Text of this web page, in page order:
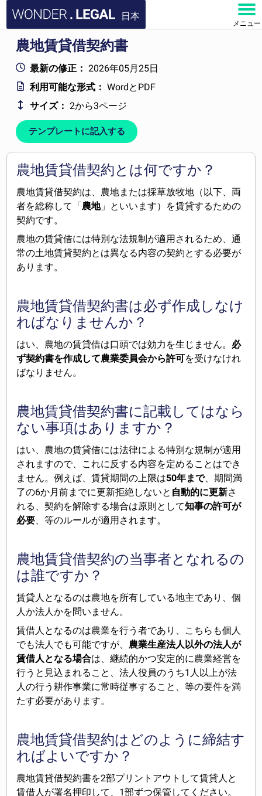
日本
メニュー
ホーム
文書
よくある質問
お問い合わせ
アカウント
農地賃貸借契約書
最新の修正： 2026年05月25日
利用可能な形式：WordとPDF
サイズ： 2から3ページ
テンプレートに記入する
農地賃貸借契約とは何ですか？
農地賃貸借契約は、農地または採草放牧地（以下、両
者を総称して「 農地」といいます）を賃貸するための
契約です。
農地の賃貸借には特別な法規制が適用されるため、通
常の土地賃貸契約とは異なる内容の契約とする必要が
あります。
農地賃貸借契約書は必ず作成しなけ
ればなりませんか？
はい、農地の賃貸借は口頭では効力を生じません。 必
ず契約書を作成して農業委員会から許可を受けなけれ
ばなりません。
農地賃貸借契約書に記載してはなら
ない事項はありますか？
はい、農地の賃貸借には法律による特別な規制が適用
されますので、これに反する内容を定めることはでき
ません。例えば、賃貸期間の上限は50年まで、期間満
了の6か月前までに更新拒絶しないと 自動的に更新さ
れる、契約を解除する場合は原則として知事の許可が
必要、等のルールが適用されます。
農地賃貸借契約の当事者となれるの
は誰ですか？
賃貸人となるのは農地を所有している地主であり、個
人か法人かを問いません。
賃借人となるのは農業を行う者であり、こちらも個人
でも法人でも可能ですが、 農業生産法人以外の法人が
賃借人となる場合は、継続的かつ安定的に農業経営を
行うと見込まれること、法人役員のうち1人以上が法
人の行う耕作事業に常時従事すること、等の要件を満
たす必要があります。
農地賃貸借契約はどのように締結す
ればよいですか？
農地賃貸借契約書を2部プリントアウトして賃貸人と
賃借人が署名押印して、1部ずつ保管してください。